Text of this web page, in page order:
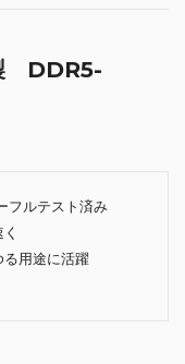
DDR5-
フルテスト済み
る用途に活躍